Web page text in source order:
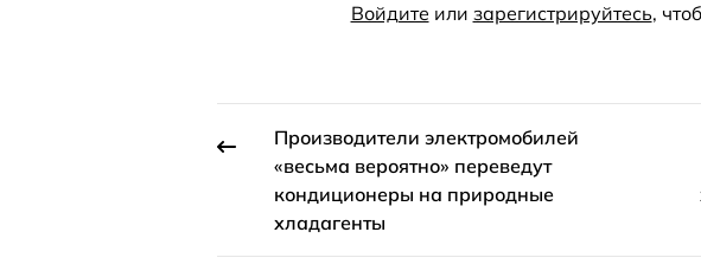
Войдите или зарегистрируйтесь,
Производители электромобилей
«весьма вероятно» переведут
кондиционеры на природные
хладагенты